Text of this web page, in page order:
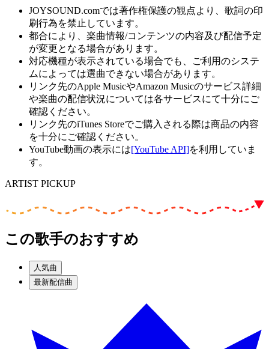
JOYSOUND.comでは著作権保護の観点より、歌詞の印
刷行為を禁止しています。
都合により、楽曲情報/コンテンツの内容及び配信予定
が変更となる場合があります。
対応機種が表示されている場合でも、ご利用のシステ
ムによっては選曲できない場合があります。
リンク先のApple MusicやAmazon Musicのサービス詳細
や楽曲の配信状況については各サービスにて十分にご
確認ください。
リンク先のiTunes Storeでご購入される際は商品の内容
を十分にご確認ください。
YouTube動画の表示には[YouTube API]を利用していま
す。
ARTIST PICKUP
この歌手のおすすめ
人気曲
最新配信曲